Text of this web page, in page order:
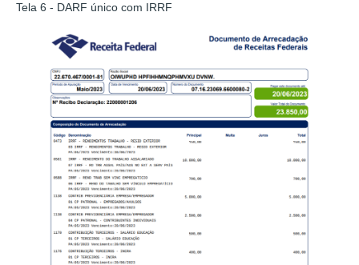
Tela 6 - DARF único com IRRF